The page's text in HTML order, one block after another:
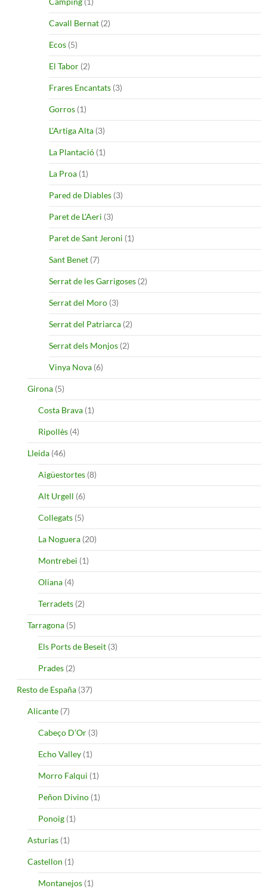
Cavall Bernat (2)
Ecos (5)
El Tabor (2)
Frares Encantats (3)
Gorros (1)
L'Artiga Alta (3)
La Plantació (1)
La Proa (1)
Pared de Diables (3)
Paret de L'Aeri (3)
Paret de Sant Jeroni (1)
Sant Benet (7)
Serrat de les Garrigoses (2)
Serrat del Moro (3)
Serrat del Patriarca (2)
Serrat dels Monjos (2)
Vinya Nova (6)
Girona (5)
Costa Brava (1)
Ripollès (4)
Lleida (46)
Aigüestortes (8)
Alt Urgell (6)
Collegats (5)
La Noguera (20)
Montrebei (1)
Oliana (4)
Terradets (2)
Tarragona (5)
Els Ports de Beseit (3)
Prades (2)
Resto de España (37)
Alicante (7)
Cabeço D’Or (3)
Echo Valley (1)
Morro Falqui (1)
Peñon Divino (1)
Ponoig (1)
Asturias (1)
Castellon (1)
Montanejos (1)